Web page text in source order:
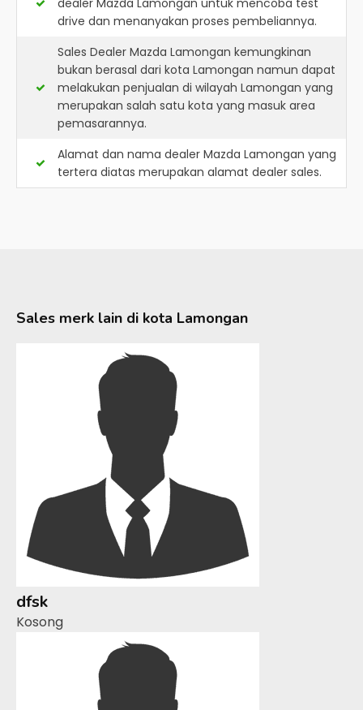
dealer Mazda Lamongan untuk mencoba test
drive dan menanyakan proses pembeliannya.
Sales Dealer Mazda Lamongan kemungkinan
bukan berasal dari kota Lamongan namun dapat
melakukan penjualan di wilayah Lamongan yang
merupakan salah satu kota yang masuk area
pemasarannya.
Alamat dan nama dealer Mazda Lamongan yang
tertera diatas merupakan alamat dealer sales.
Sales merk lain di kota Lamongan
dfsk
Kosong